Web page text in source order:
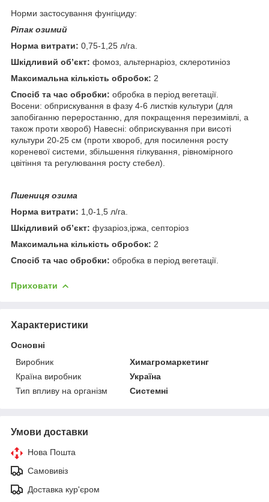
Норми застосування фунгіциду:
Ріпак озимий
Норма витрати: 0,75-1,25 л/га.
Шкідливий об’єкт: фомоз, альтернаріоз, склеротиніоз
Максимальна кількість обробок: 2
Спосіб та час обробки: обробка в період вегетації.
Восени: обприскування в фазу 4-6 листків культури (для
запобіганню переростанню, для покращення перезимівлі, а
також проти хвороб) Навесні: обприскування при висоті
культури 20-25 см (проти хвороб, для посилення росту
кореневої системи, збільшення гілкування, рівномірного
цвітіння та регулювання росту стебел).
Пшениця озима
Норма витрати: 1,0-1,5 л/га.
Шкідливий об’єкт: фузаріоз,іржа, септоріоз
Максимальна кількість обробок: 2
Спосіб та час обробки: обробка в період вегетації.
Приховати
Характеристики
Основні
Виробник
Химагромаркетинг
Країна виробник
Україна
Тип впливу на організм
Системні
Умови доставки
Нова Пошта
Самовивіз
Доставка кур'єром